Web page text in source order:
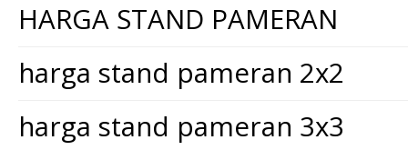
HARGA STAND PAMERAN
harga stand pameran 2x2
harga stand pameran 3x3